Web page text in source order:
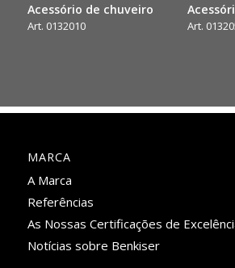
Acessório de chuveiro
Art. 0132010 Art.
MARCA
A Marca
Referências
As Nossas Certificações de
Notícias sobre Benkiser